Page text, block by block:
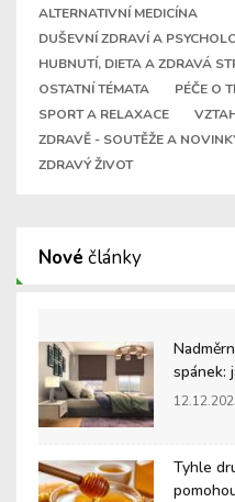
ALTERNATIVNÍ MEDICÍNA
DUŠEVNÍ ZDRAVÍ A
HUBNUTÍ, DIETA A ZDRAVÁ
OSTATNÍ TÉMATA
PÉČE O
SPORT A RELAXACE
ZDRAVĚ - SOUTĚŽE A
ZDRAVÝ ŽIVOT
Nové články
spánek:
Tyhle